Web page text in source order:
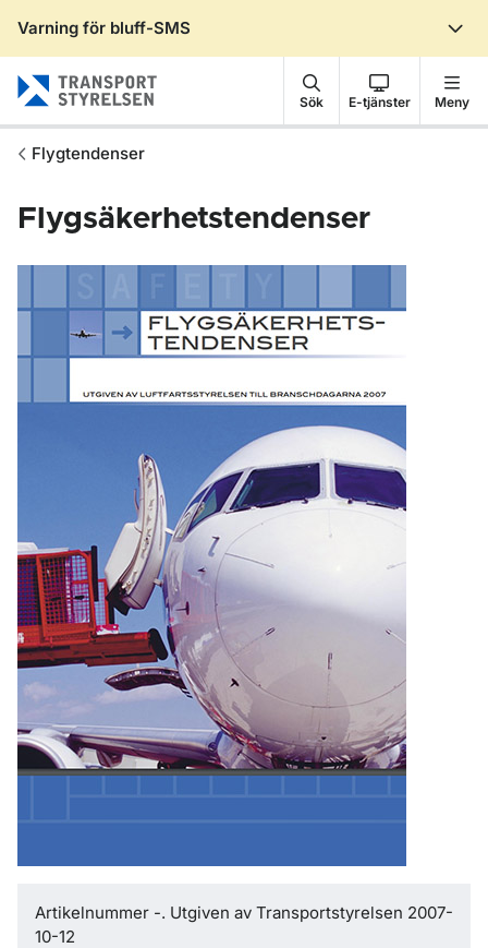
Varning för bluff-SMS
Sök E-tjänster Meny
Flygtendenser
Flygsäkerhetstendenser
Artikelnummer -. Utgiven av Transportstyrelsen 2007-
10-12